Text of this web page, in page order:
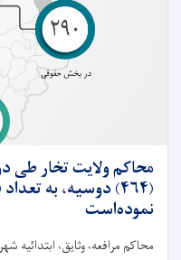
محاکم ولايت تخار طی
نموده‌است
محاکم مرافعه، وثايق، ابتدائیه